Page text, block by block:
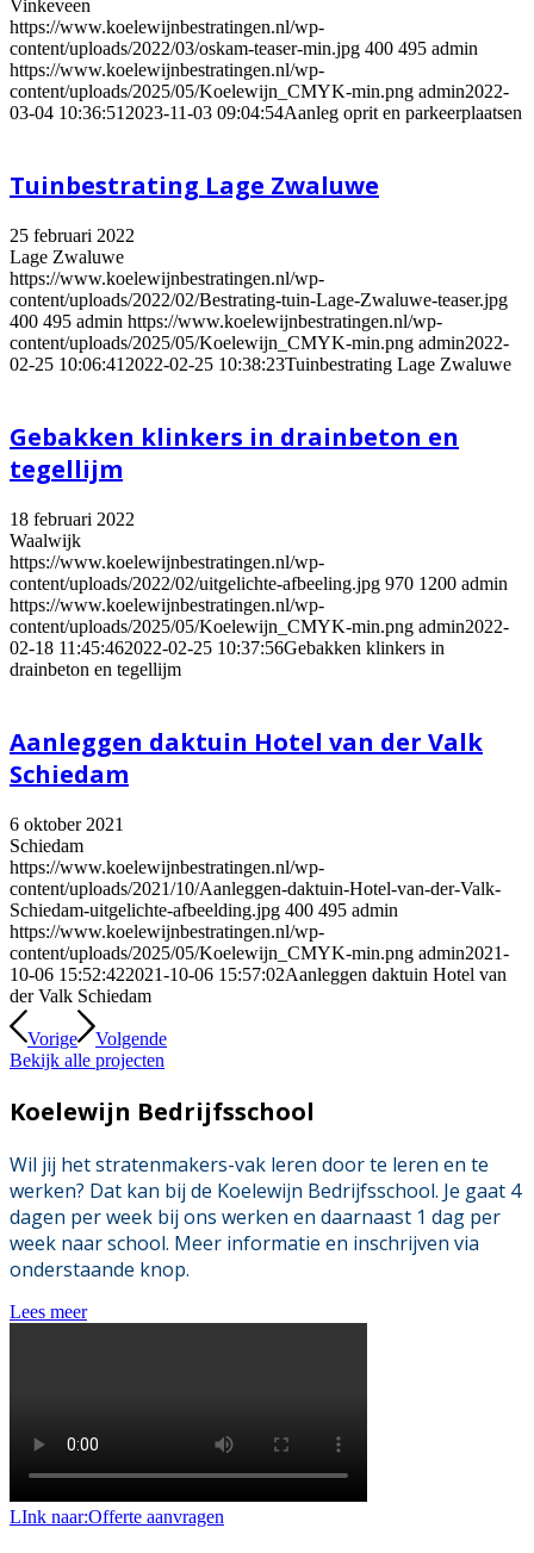
Vinkeveen
https://www.koelewijnbestratingen.nl/wp-
content/uploads/2022/03/oskam-teaser-min.jpg 400 495 admin
https://www.koelewijnbestratingen.nl/wp-
content/uploads/2025/05/Koelewijn_CMYK-min.png admin2022-
03-04 10:36:51 2023-11-03 09:04:54Aanleg oprit en parkeerplaatsen
Tuinbestrating Lage Zwaluwe
25 februari 2022
Lage Zwaluwe
https://www.koelewijnbestratingen.nl/wp-
content/uploads/2022/02/Bestrating-tuin-Lage-Zwaluwe-teaser.jpg
400 495 admin https://www.koelewijnbestratingen.nl/wp-
content/uploads/2025/05/Koelewijn_CMYK-min.png admin2022-
02-25 10:06:41 2022-02-25 10:38:23Tuinbestrating Lage Zwaluwe
Gebakken klinkers in drainbeton en
tegellijm
18 februari 2022
Waalwijk
https://www.koelewijnbestratingen.nl/wp-
content/uploads/2022/02/uitgelichte-afbeeling.jpg 970 1200 admin
https://www.koelewijnbestratingen.nl/wp-
content/uploads/2025/05/Koelewijn_CMYK-min.png admin2022-
02-18 11:45:462022-02-25 10:37:56Gebakken klinkers in
drainbeton en tegellijm
Aanleggen daktuin Hotel van der Valk
Schiedam
6 oktober 2021
Schiedam
https://www.koelewijnbestratingen.nl/wp-
content/uploads/2021/10/Aanleggen-daktuin-Hotel-van-der-Valk-
Schiedam-uitgelichte-afbeelding.jpg 400 495 admin
https://www.koelewijnbestratingen.nl/wp-
content/uploads/2025/05/Koelewijn_CMYK-min.png admin2021-
10-06 15:52:422021-10-06 15:57:02Aanleggen daktuin Hotel van
der Valk Schiedam
Vorige
Volgende
Bekijk alle projecten
Koelewijn Bedrijfsschool
Wil jij het stratenmakers-vak leren door te leren en te
werken? Dat kan bij de Koelewijn Bedrijfsschool. Je gaat 4
dagen per week bij ons werken en daarnaast 1 dag per
week naar school. Meer informatie en inschrijven via
onderstaande knop.
Lees meer
LInk naar:Offerte aanvragen